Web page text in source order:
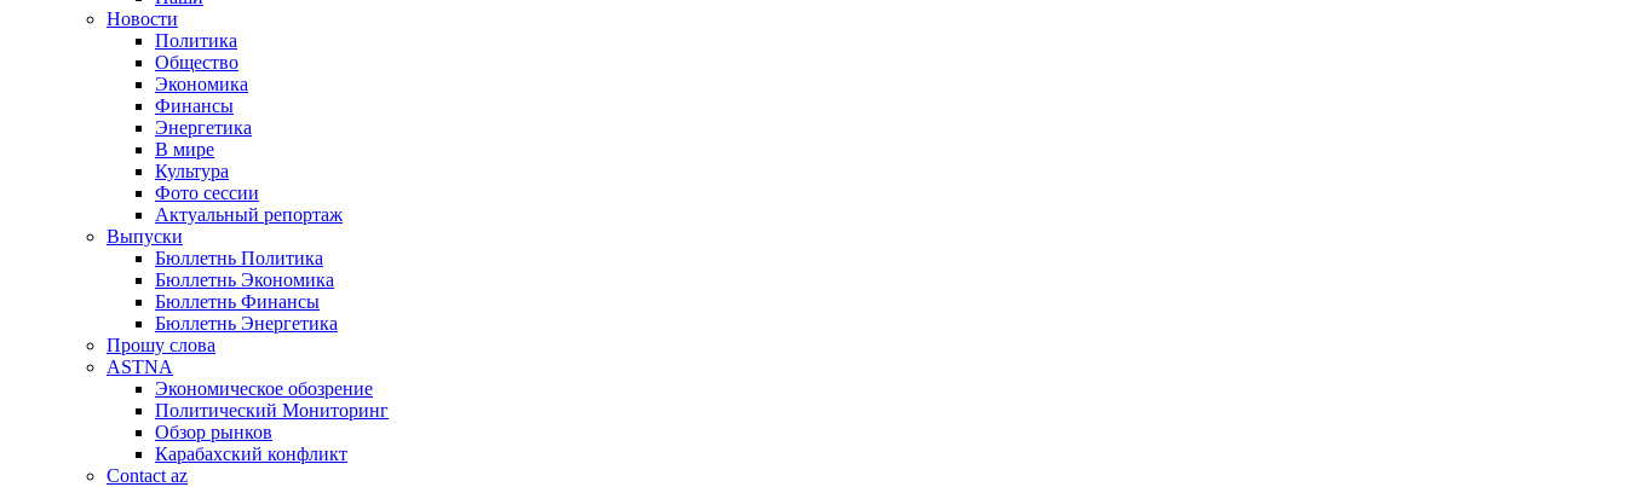
Новости
Политика
Общество
Экономика
Финансы
Энергетика
В мире
Культура
Фото сессии
Актуальный репортаж
Выпуски
Бюллетнь Политика
Бюллетнь Экономика
Бюллетнь Финансы
Бюллетнь Энергетика
Прошу слова
ASTNA
Экономическое обозрение
Политический Мониторинг
Обзор рынков
Карабахский конфликт
Contact az